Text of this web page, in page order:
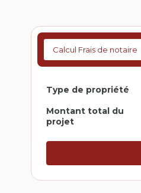
Calcul Frais de notaire